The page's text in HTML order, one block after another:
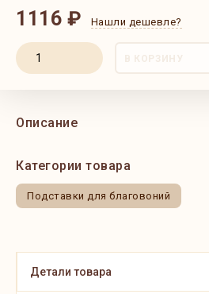
1116 ₽ Нашли дешевле?
В КОРЗИНУ
Описание
Категории товара
Подставки для благовоний
Детали товара